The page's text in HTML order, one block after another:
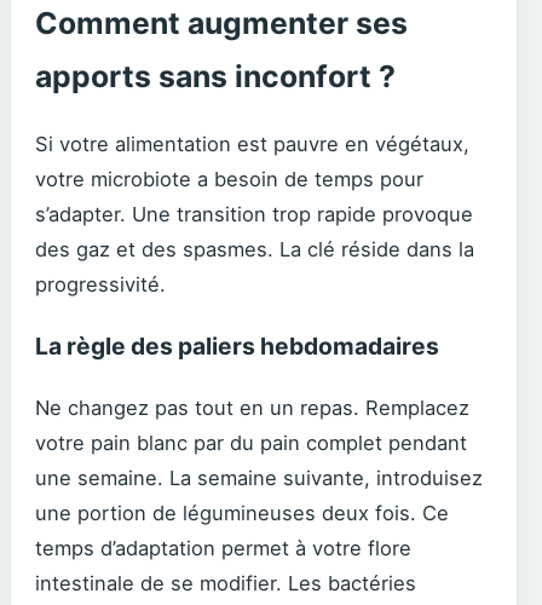
Comment augmenter ses
apports sans inconfort ?
Si votre alimentation est pauvre en végétaux,
votre microbiote a besoin de temps pour
s’adapter. Une transition trop rapide provoque
des gaz et des spasmes. La clé réside dans la
progressivité.
La règle des paliers hebdomadaires
Ne changez pas tout en un repas. Remplacez
votre pain blanc par du pain complet pendant
une semaine. La semaine suivante, introduisez
une portion de légumineuses deux fois. Ce
temps d’adaptation permet à votre flore
intestinale de se modifier. Les bactéries